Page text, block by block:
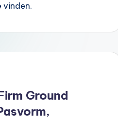
vinden.
Ground